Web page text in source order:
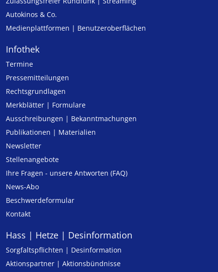
Autokinos & Co.
Medienplattformen | Benutzeroberflächen
Infothek
Termine
Pressemitteilungen
Rechtsgrundlagen
Merkblätter | Formulare
Ausschreibungen | Bekanntmachungen
Publikationen | Materialien
Newsletter
Stellenangebote
Ihre Fragen - unsere Antworten (FAQ)
News-Abo
Beschwerdeformular
Kontakt
Hass | Hetze | Desinformation
Sorgfaltspflichten | Desinformation
Aktionspartner | Aktionsbündnisse